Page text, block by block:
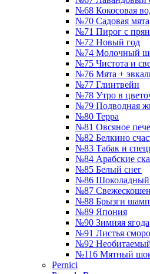
№68 Кокосовая
№70 Садовая мята
№71 Пирог с
№72 Новый год
№74 Молочный
№75 Чистота и
№76 Мята +
№77 Глинтвейн
№78 Утро в
№79 Подводная
№80 Терра
№81 Овсяное
№82 Белкино
№83 Табак и
№84 Арабские
№85 Белый снег
№86 Шоколадный
№87
№88 Брызги
№89 Япония
№90 Зимняя ягода
№91 Листья
№92
№116 Мятный
Pernici